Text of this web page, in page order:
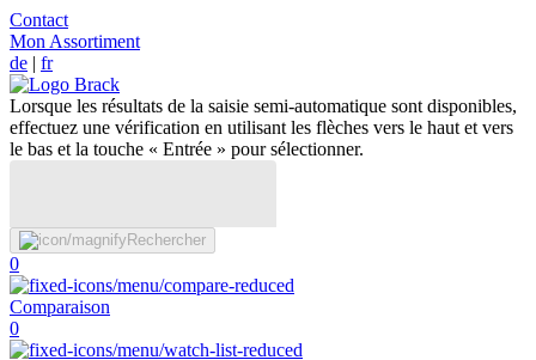
Contact
Mon Assortiment
de | fr
Lorsque les résultats de la saisie semi-automatique sont disponibles,
effectuez une vérification en utilisant les flèches vers le haut et vers
le bas et la touche « Entrée » pour sélectionner.
Rechercher
0
Comparaison
0